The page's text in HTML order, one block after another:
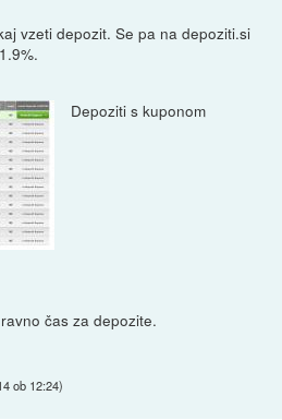
vzeti depozit. Se pa na depoziti.si
Depoziti s kuponom
čas za depozite.
ob 12:24)